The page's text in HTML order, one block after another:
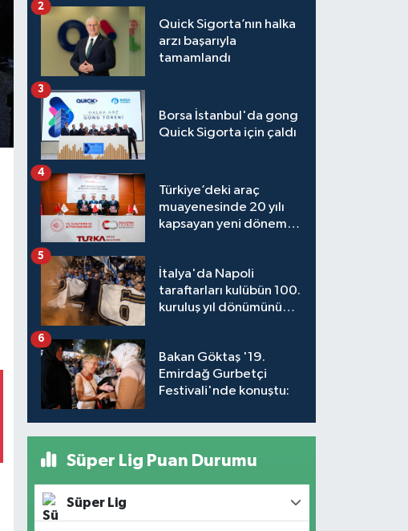
Quick Sigorta’nın halka
arzı başarıyla
tamamlandı
2
Borsa İstanbul'da gong
Quick Sigorta için çaldı
3
Türkiye’deki araç
muayenesinde 20 yılı
kapsayan yeni dönem
4
İtalya'da Napoli
taraftarları kulübün 100.
kuruluş yıl dönümünü
5
Bakan Göktaş '19.
Emirdağ Gurbetçi
Festivali'nde konuştu:
6
Süper Lig Puan Durumu
Süper Lig